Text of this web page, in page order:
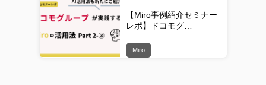
【Miro事例紹介セミナー
レポ】ドコモグ…
Miro